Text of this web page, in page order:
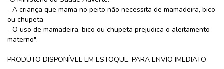
- A criança que mama no peito não necessita de mamadeira, bico
ou chupeta
- O uso de mamadeira, bico ou chupeta prejudica o aleitamento
materno".
PRODUTO DISPONÍVEL EM ESTOQUE, PARA ENVIO IMEDIATO